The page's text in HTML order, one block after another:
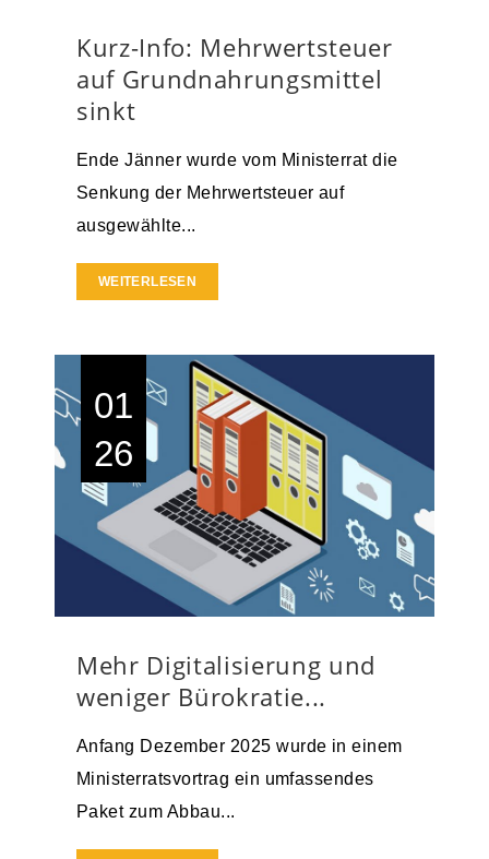
Kurz-Info: Mehrwertsteuer
auf Grundnahrungsmittel
sinkt
Ende Jänner wurde vom Ministerrat die
Senkung der Mehrwertsteuer auf
ausgewählte...
WEITERLESEN
01
26
Mehr Digitalisierung und
weniger Bürokratie...
Anfang Dezember 2025 wurde in einem
Ministerratsvortrag ein umfassendes
Paket zum Abbau...